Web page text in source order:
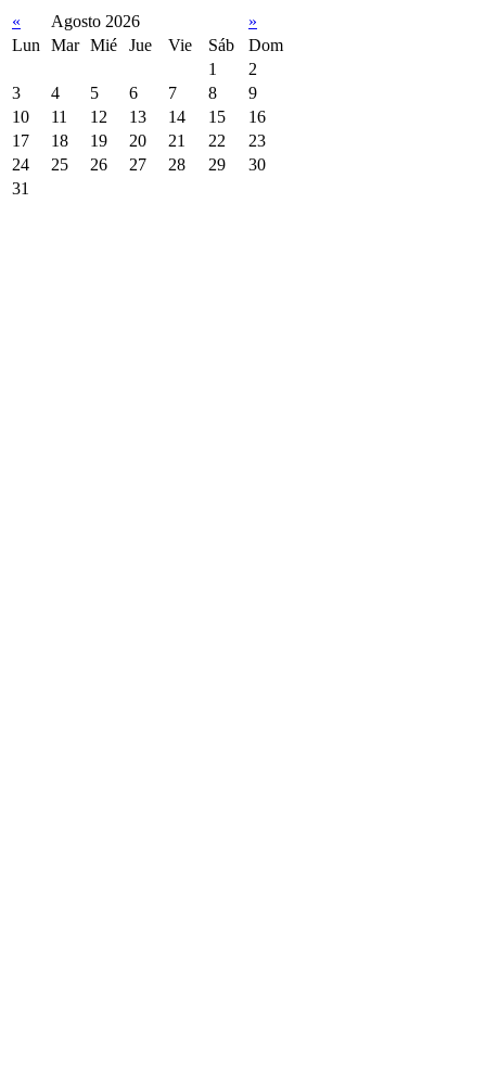
« Agosto 2026
»
Lun
Mar Mié Jue Vie Sáb
Dom
1
2
3
4 5 6 7 8
9
10
11 12 13 14 15
16
17
18 19 20 21 22
23
24
25 26 27 28 29
30
31